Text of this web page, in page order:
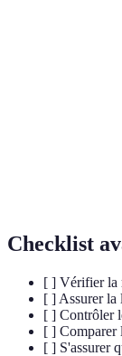
Checklist
[ ] Vérifier la
[ ] Assurer la
[ ] Contrôler
[ ] Comparer
[ ] S'assurer